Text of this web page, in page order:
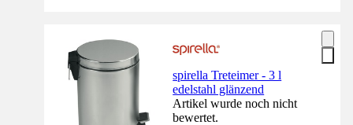
spirella Treteimer - 3 l
edelstahl glänzend
Artikel wurde noch nicht
bewertet.